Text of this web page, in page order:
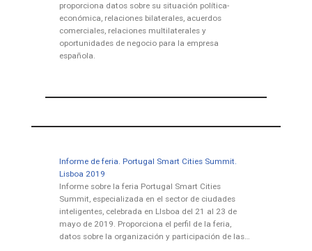
proporciona datos sobre su situación política-
económica, relaciones bilaterales, acuerdos
comerciales, relaciones multilaterales y
oportunidades de negocio para la empresa
española.
Informe de feria. Portugal Smart Cities Summit.
Lisboa 2019
Informe sobre la feria Portugal Smart Cities
Summit, especializada en el sector de ciudades
inteligentes, celebrada en LIsboa del 21 al 23 de
mayo de 2019. Proporciona el perfil de la feria,
datos sobre la organización y participación de las…